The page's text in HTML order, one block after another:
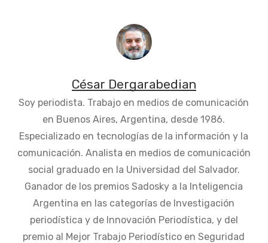
César Dergarabedian
Soy periodista. Trabajo en medios de comunicación
en Buenos Aires, Argentina, desde 1986.
Especializado en tecnologías de la información y la
comunicación. Analista en medios de comunicación
social graduado en la Universidad del Salvador.
Ganador de los premios Sadosky a la Inteligencia
Argentina en las categorías de Investigación
periodística y de Innovación Periodística, y del
premio al Mejor Trabajo Periodístico en Seguridad